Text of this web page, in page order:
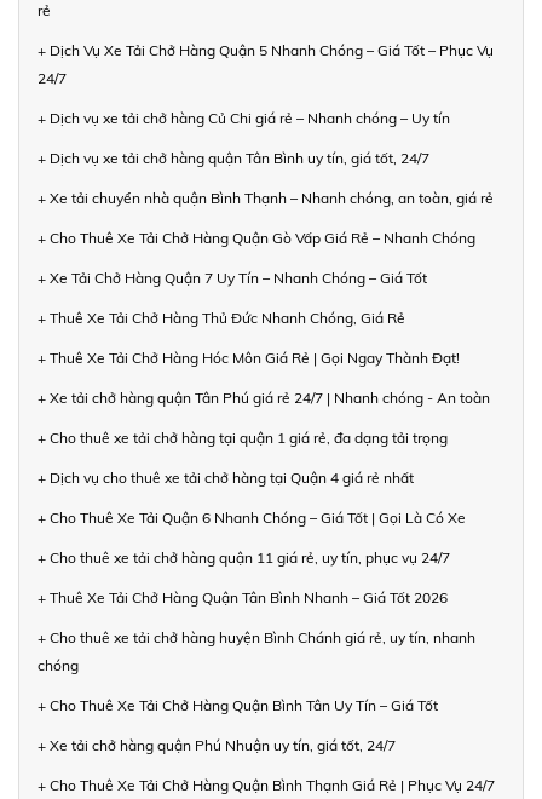
rẻ
+ Dịch Vụ Xe Tải Chở Hàng Quận 5 Nhanh Chóng – Giá Tốt – Phục Vụ
24/7
+ Dịch vụ xe tải chở hàng Củ Chi giá rẻ – Nhanh chóng – Uy tín
+ Dịch vụ xe tải chở hàng quận Tân Bình uy tín, giá tốt, 24/7
+ Xe tải chuyển nhà quận Bình Thạnh – Nhanh chóng, an toàn, giá rẻ
+ Cho Thuê Xe Tải Chở Hàng Quận Gò Vấp Giá Rẻ – Nhanh Chóng
+ Xe Tải Chở Hàng Quận 7 Uy Tín – Nhanh Chóng – Giá Tốt
+ Thuê Xe Tải Chở Hàng Thủ Đức Nhanh Chóng, Giá Rẻ
+ Thuê Xe Tải Chở Hàng Hóc Môn Giá Rẻ | Gọi Ngay Thành Đạt!
+ Xe tải chở hàng quận Tân Phú giá rẻ 24/7 | Nhanh chóng - An toàn
+ Cho thuê xe tải chở hàng tại quận 1 giá rẻ, đa dạng tải trọng
+ Dịch vụ cho thuê xe tải chở hàng tại Quận 4 giá rẻ nhất
+ Cho Thuê Xe Tải Quận 6 Nhanh Chóng – Giá Tốt | Gọi Là Có Xe
+ Cho thuê xe tải chở hàng quận 11 giá rẻ, uy tín, phục vụ 24/7
+ Thuê Xe Tải Chở Hàng Quận Tân Bình Nhanh – Giá Tốt 2026
+ Cho thuê xe tải chở hàng huyện Bình Chánh giá rẻ, uy tín, nhanh
chóng
+ Cho Thuê Xe Tải Chở Hàng Quận Bình Tân Uy Tín – Giá Tốt
+ Xe tải chở hàng quận Phú Nhuận uy tín, giá tốt, 24/7
+ Cho Thuê Xe Tải Chở Hàng Quận Bình Thạnh Giá Rẻ | Phục Vụ 24/7